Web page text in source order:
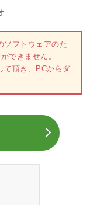
ソフトウェアのた
できません。
て頂き、PCからダ